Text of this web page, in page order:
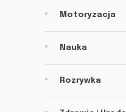
Motoryzacja
Nauka
Rozrywka